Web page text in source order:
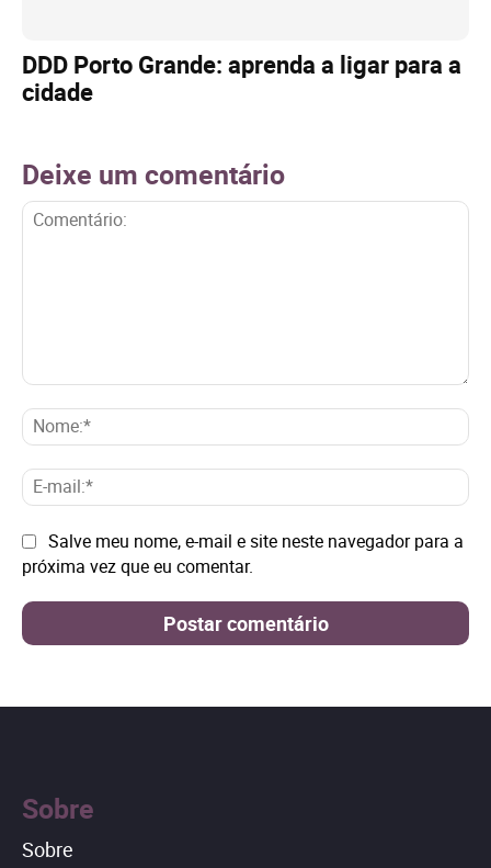
DDD Porto Grande: aprenda a ligar para a
cidade
Deixe um comentário
E-
Site: Salve meu nome, e-mail e site neste navegador para a
próxima vez que eu comentar.
Sobre
Sobre